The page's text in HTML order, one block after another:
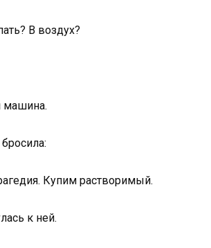
В воздух?
машина.
Купим растворимый.
к ней.